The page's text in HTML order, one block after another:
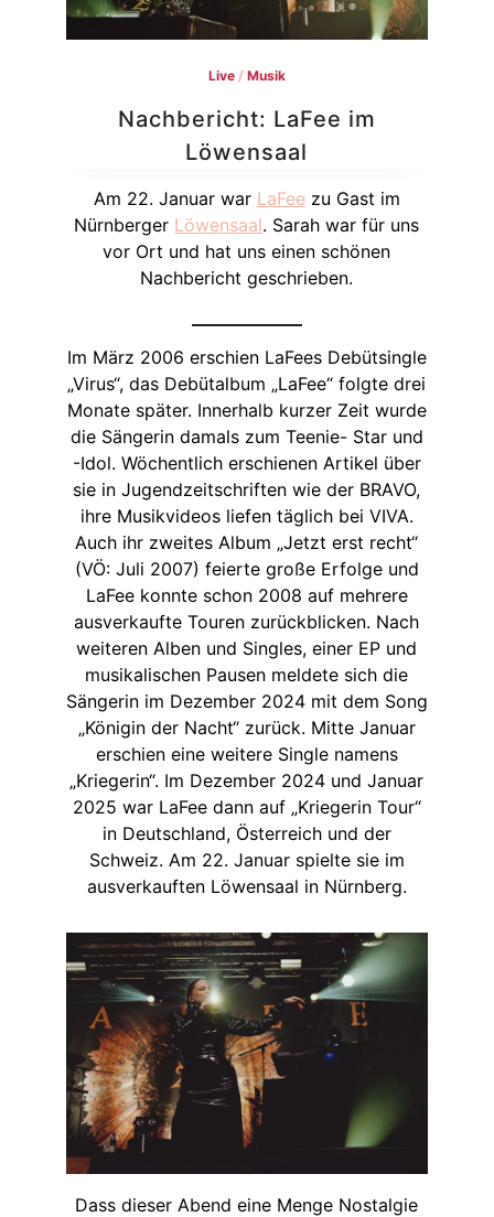
Live/ Musik
Nachbericht: LaFee im
Löwensaal
Am 22. Januar war LaFeezu Gast im
Nürnberger Löwensaal. Sarah war für uns
vor Ort und hat uns einen schönen
Nachbericht geschrieben.
Im März 2006 erschien LaFees Debütsingle
„Virus“, das Debütalbum „LaFee“ folgte drei
Monate später. Innerhalb kurzer Zeit wurde
die Sängerin damals zum Teenie- Star und
-Idol. Wöchentlich erschienen Artikel über
sie in Jugendzeitschriften wie der BRAVO,
ihre Musikvideos liefen täglich bei VIVA.
Auch ihr zweites Album „Jetzt erst recht“
(VÖ: Juli 2007) feierte große Erfolge und
LaFee konnte schon 2008 auf mehrere
ausverkaufte Touren zurückblicken. Nach
weiteren Alben und Singles, einer EP und
musikalischen Pausen meldete sich die
Sängerin im Dezember 2024 mit dem Song
„Königin der Nacht“ zurück. Mitte Januar
erschien eine weitere Single namens
„Kriegerin“. Im Dezember 2024 und Januar
2025 war LaFee dann auf „Kriegerin Tour“
in Deutschland, Österreich und der
Schweiz. Am 22. Januar spielte sie im
ausverkauften Löwensaal in Nürnberg.
Dass dieser Abend eine Menge Nostalgie